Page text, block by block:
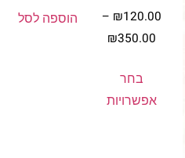
₪120.00
–
₪350.00
בחר
אפשרויות
הוספה לסל